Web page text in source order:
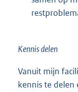
Kennis delen
Vanuit mijn
kennis te delen